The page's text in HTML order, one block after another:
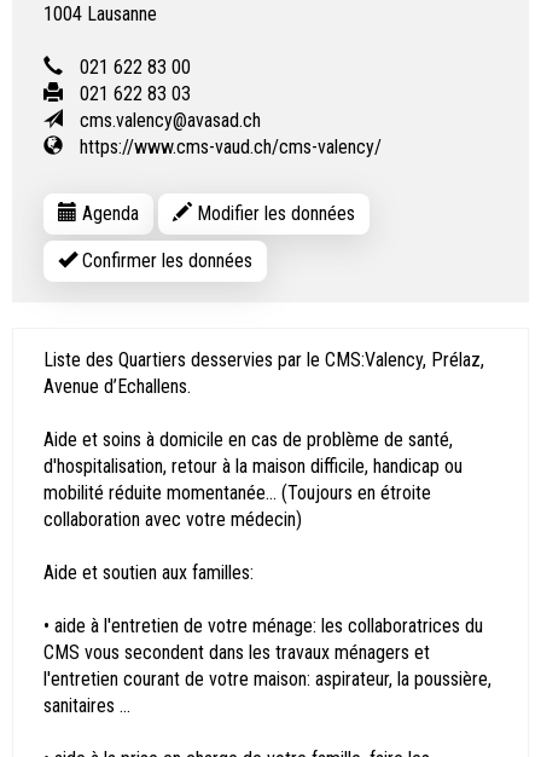
1004 Lausanne
021 622 83 00
021 622 83 03
cms.valency@avasad.ch
https://www.cms-vaud.ch/cms-valency/
Agenda Modifier les données
Confirmer les données
Liste des Quartiers desservies par le CMS:Valency, Prélaz,
Avenue d’Echallens.
Aide et soins à domicile en cas de problème de santé,
d'hospitalisation, retour à la maison difficile, handicap ou
mobilité réduite momentanée... (Toujours en étroite
collaboration avec votre médecin)
Aide et soutien aux familles:
• aide à l'entretien de votre ménage: les collaboratrices du
CMS vous secondent dans les travaux ménagers et
l'entretien courant de votre maison: aspirateur, la poussière,
sanitaires ...